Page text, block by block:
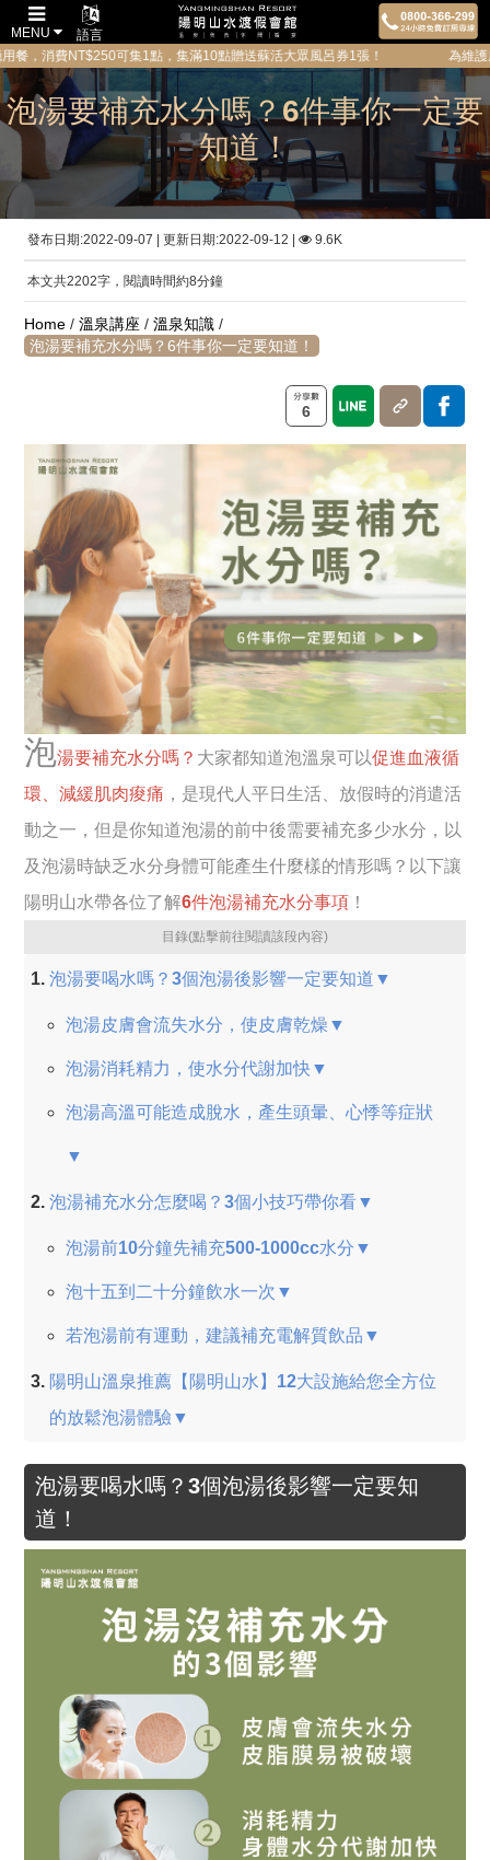
語言
MENU
可集1點，集滿10點贈送蘇活大眾風呂券1張！ 為維護所有貴賓的隱私與
泡湯要補充水分嗎？6件事你一定要
知道！
發布日期:2022-09-07 | 更新日期:2022-09-12 | 9.6K
本文共2202字，閱讀時間約8分鐘
Home /溫泉講座 /溫泉知識 /
泡湯要補充水分嗎？6件事你一定要知道！
6
泡湯要補充水分嗎？ 大家都知道泡溫泉可以促進血液循
環、減緩肌肉痠痛 ，是現代人平日生活、放假時的消遣活
動之一，但是你知道泡湯的前中後需要補充多少水分，以
及泡湯時缺乏水分身體可能產生什麼樣的情形嗎？以下讓
陽明山水帶各位了解6件泡湯補充水分事項 ！
目錄(點擊前往閱讀該段內容)
泡湯要喝水嗎？3個泡湯後影響一定要知道▼
泡湯皮膚會流失水分，使皮膚乾燥▼
泡湯消耗精力，使水分代謝加快▼
泡湯高溫可能造成脫水，產生頭暈、心悸等症狀
▼
泡湯補充水分怎麼喝？3個小技巧帶你看▼
泡湯前10分鐘先補充500-1000cc水分▼
泡十五到二十分鐘飲水一次▼
若泡湯前有運動，建議補充電解質飲品▼
陽明山溫泉推薦【陽明山水】12大設施給您全方位
的放鬆泡湯體驗▼
泡湯要喝水嗎？3個泡湯後影響一定要知
道！